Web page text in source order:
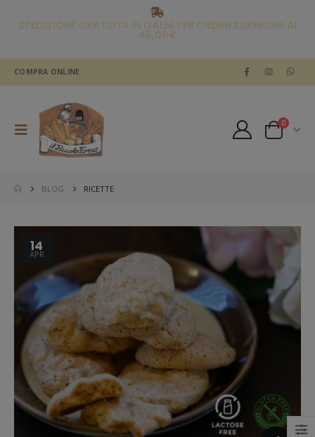
SPEDIZIONE GRATUITA IN ITALIA PER ORDINI SUPERIORI AI
45,00€
COMPRA ONLINE
0
BLOG RICETTE
14
APR